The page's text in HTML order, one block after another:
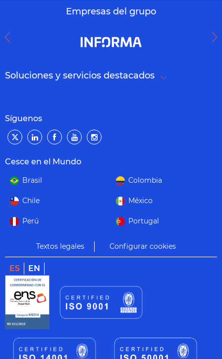
Empresas del grupo
Soluciones y servicios destacados
Síguenos
Cesce en el Mundo
Brasil Colombia
Chile México
Perú Portugal
Textos legales Configurar cookies
ES EN